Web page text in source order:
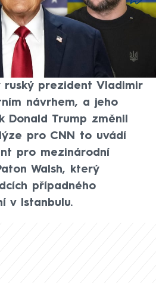
o zajištění příměří
původně podporovaly i
jen pár desítek
ruský prezident Vladimir
návrhem, a jeho
Donald Trump změnil
pro CNN to uvádí
pro mezinárodní
Walsh, který
případného
v Istanbulu.